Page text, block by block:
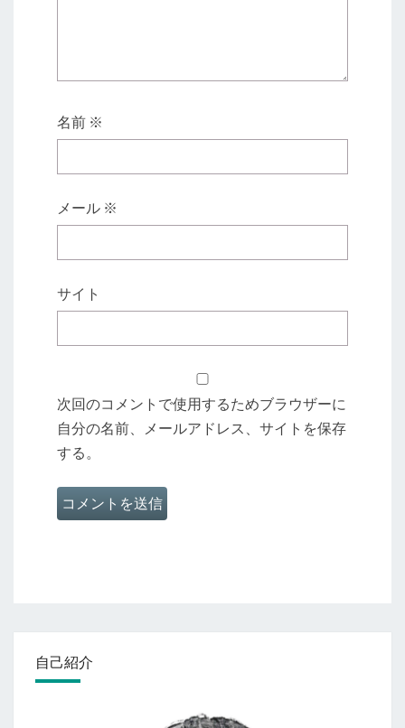
名前 ※
メール ※
サイト
次回のコメントで使用するためブラウザーに
自分の名前、メールアドレス、サイトを保存
する。
自己紹介